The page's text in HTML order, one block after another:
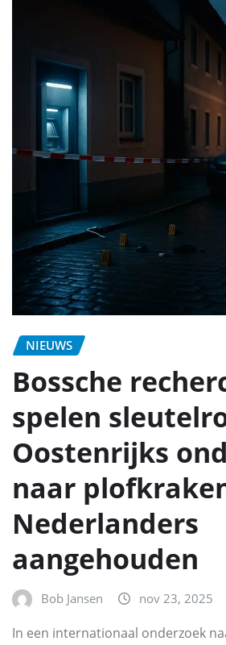
NIEUWS
Bossche
spelen
Oostenrijks
naar
Nederlanders
aangehouden
Bob Jansen nov 23, 2025
In een internationaal onderzoek